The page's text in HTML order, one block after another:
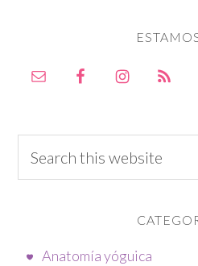
Anatomía yóguica